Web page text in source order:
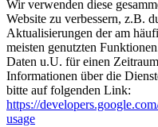
Wir verwenden diese
Website zu verbessern, z.B.
Aktualisierungen der am
meisten genutzten
Daten u.U. für einen
Informationen über die
bitte auf folgenden Link:
https://
usage